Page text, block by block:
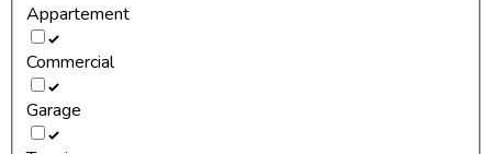
Appartement
Commercial
Garage